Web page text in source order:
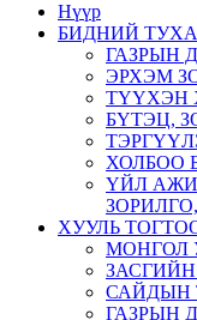
Нүүр
БИДНИЙ
ГАЗРЫН
ЭРХЭМ
ТҮҮХЭН
БҮТЭЦ,
ХОЛБОО
ҮЙЛ
ХУУЛЬ
МОНГОЛ
САЙДЫН
ГАЗРЫН